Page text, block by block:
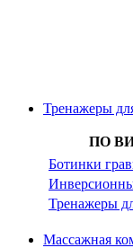
Тренажеры
ПО
Ботинки
Тренажеры
Массажная